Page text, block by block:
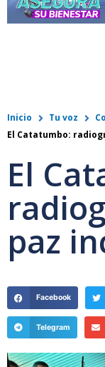
Inicio Tu voz
El Catatumbo:
El
paz
Facebook
Telegram